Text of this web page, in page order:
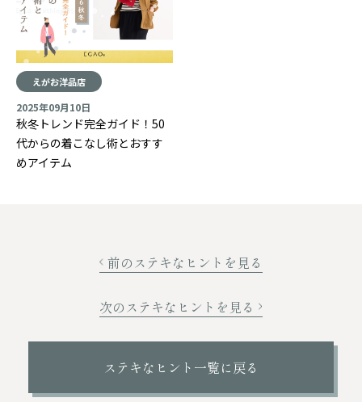
えがお洋品店
2025年09月10日
秋冬トレンド完全ガイド！50
代からの着こなし術とおすす
めアイテム
前のステキなヒントを見る
次のステキなヒントを見る
ステキなヒント一覧に戻る